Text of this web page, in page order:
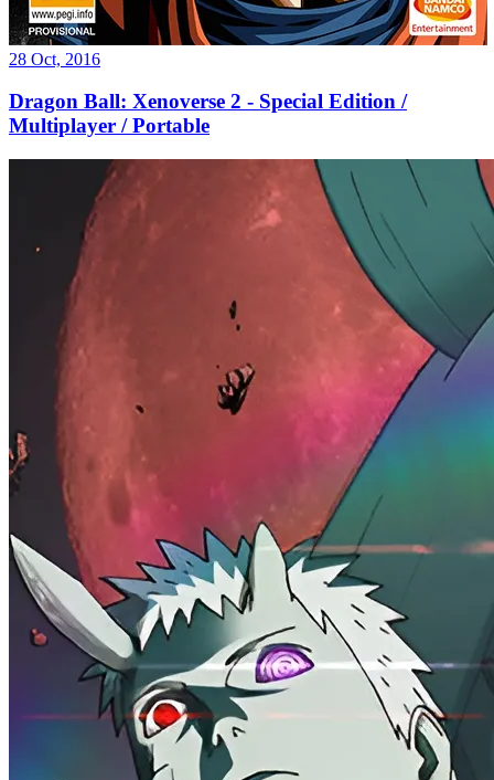
28 Oct, 2016
Dragon Ball: Xenoverse 2 - Special Edition /
Multiplayer / Portable